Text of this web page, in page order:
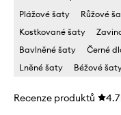
Plážové šaty
Růžové
Kostkované šaty
Bavlněné šaty
Černé
Lněné šaty
Béžové
Recenze produktů 4.7